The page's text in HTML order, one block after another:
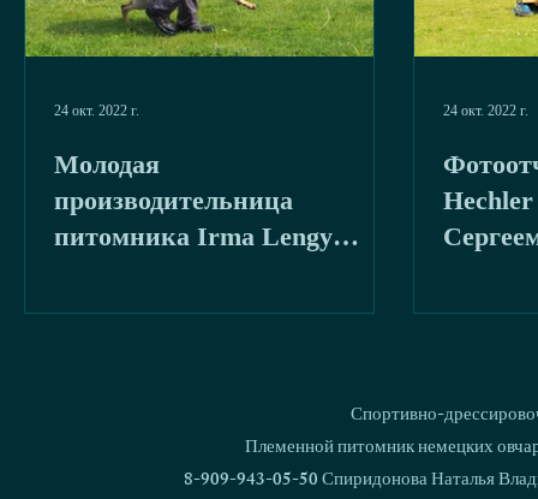
Молодая
производительница
питомника Irma Lengy
24 окт. 2022 г. 24 окт. 2022 г.
Спортивно-
Племенной питомник немецких
8-909-943-05-50 Спиридонова Наталья